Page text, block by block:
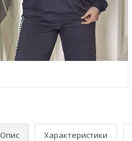
Опис Характеристики